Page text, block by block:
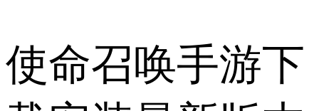
使命召唤手游下